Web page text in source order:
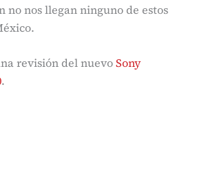
no nos llegan ninguno de estos
revisión del nuevoSony
.